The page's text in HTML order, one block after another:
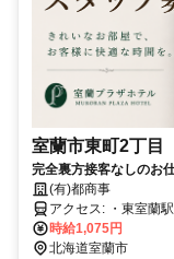
室蘭市東町2丁
完全裏方接客なしのお
(有)都商事
アクセス: ・東室蘭駅から徒歩5分以内 ・道南バスターミナルから徒
歩5分以内 ・東町イ
時給1,075円
北海道室蘭市